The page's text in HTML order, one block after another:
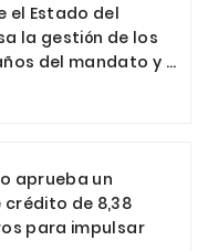
el Estado del
la gestión de los
del mandato y ...
aprueba un
de 8,38
para impulsar